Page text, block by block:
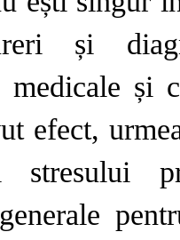
și
medicale
efect,
stresului